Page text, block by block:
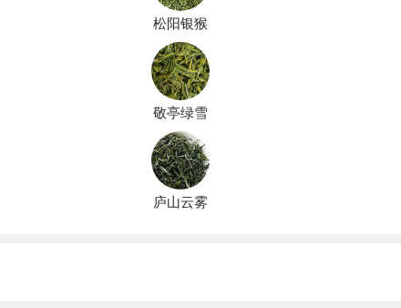
松阳银猴
敬亭绿雪
庐山云雾